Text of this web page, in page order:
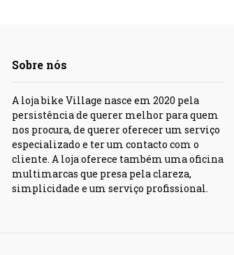
Sobre nós
A loja bike Village nasce em 2020 pela
persistência de querer melhor para quem
nos procura, de querer oferecer um serviço
especializado e ter um contacto com o
cliente. A loja oferece também uma oficina
multimarcas que presa pela clareza,
simplicidade e um serviço profissional.